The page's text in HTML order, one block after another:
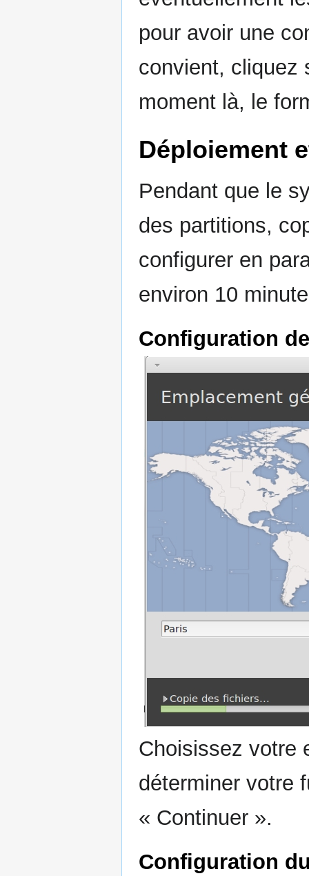
pour avoir une
convient, cliquez
moment là, le
Déploiement
Pendant que le
des partitions,
configurer en
environ 10
Configuration
Choisissez votre
déterminer votre
« Continuer ».
Configuration